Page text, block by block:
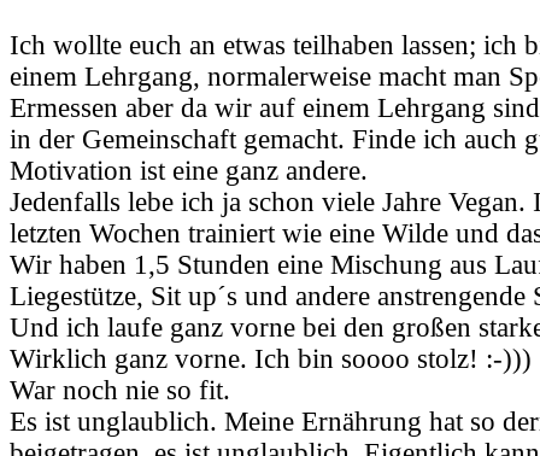
Ich wollte euch an etwas teilhaben lassen; ich
einem Lehrgang, normalerweise macht man
Ermessen aber da wir auf einem Lehrgang
in der Gemeinschaft gemacht. Finde ich auch
Motivation ist eine ganz andere.
Jedenfalls lebe ich ja schon viele Jahre Vegan.
letzten Wochen trainiert wie eine Wilde und
Wir haben 1,5 Stunden eine Mischung aus
Liegestütze, Sit up´s und andere anstrengende
Und ich laufe ganz vorne bei den großen
Wirklich ganz vorne. Ich bin soooo stolz! :-)))
War noch nie so fit.
Es ist unglaublich. Meine Ernährung hat so